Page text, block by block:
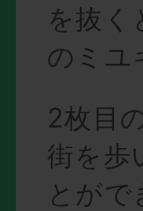
を抜く
のミユ
2枚目
街を歩
とが